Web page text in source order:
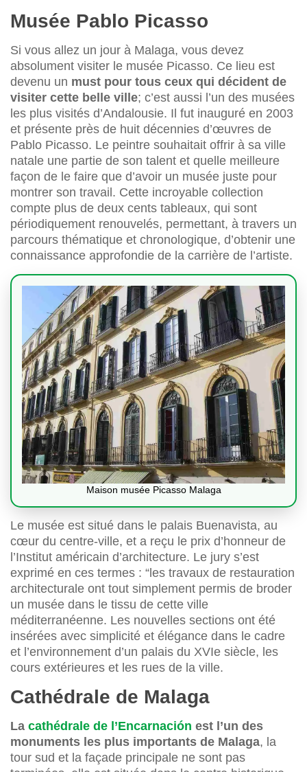
Musée Pablo Picasso
Si vous allez un jour à Malaga, vous devez
absolument visiter le musée Picasso. Ce lieu est
devenu un must pour tous ceux qui décident de
visiter cette belle ville; c’est aussi l’un des musées
les plus visités d’Andalousie. Il fut inauguré en 2003
et présente près de huit décennies d’œuvres de
Pablo Picasso. Le peintre souhaitait offrir à sa ville
natale une partie de son talent et quelle meilleure
façon de le faire que d’avoir un musée juste pour
montrer son travail. Cette incroyable collection
compte plus de deux cents tableaux, qui sont
périodiquement renouvelés, permettant, à travers un
parcours thématique et chronologique, d’obtenir une
connaissance approfondie de la carrière de l’artiste.
Maison musée Picasso Malaga
Le musée est situé dans le palais Buenavista, au
cœur du centre-ville, et a reçu le prix d’honneur de
l’Institut américain d’architecture. Le jury s’est
exprimé en ces termes : “les travaux de restauration
architecturale ont tout simplement permis de broder
un musée dans le tissu de cette ville
méditerranéenne. Les nouvelles sections ont été
insérées avec simplicité et élégance dans le cadre
et l’environnement d’un palais du XVIe siècle, les
cours extérieures et les rues de la ville.
Cathédrale de Malaga
La cathédrale de l’Encarnación est l’un des
monuments les plus importants de Malaga, la
tour sud et la façade principale ne sont pas